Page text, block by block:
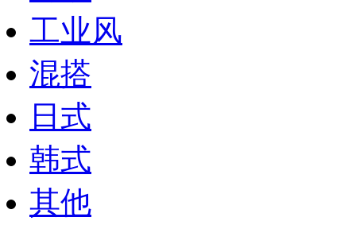
工业风
混搭
日式
韩式
其他